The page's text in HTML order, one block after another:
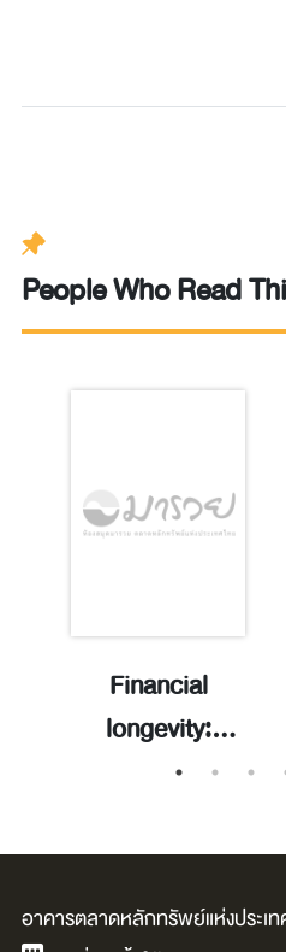
People Who Read
Financial
longevity:
increase your
spend money
guilt-free, and
อาคารตลาดหลักทรัพย์แห่งประเ